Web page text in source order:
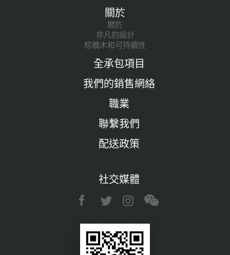
關於
關於
非凡的設計
棕櫚木和可持續性
全承包項目
我們的銷售網絡
職業
聯繫我們
配送政策
社交媒體